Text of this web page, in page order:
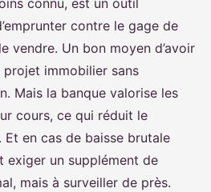
connu, est un outil
contre le gage de
vendre. Un bon moyen d’avoir
immobilier sans
Mais la banque valorise les
cours, ce qui réduit le
en cas de baisse brutale
exiger un supplément de
mais à surveiller de près.